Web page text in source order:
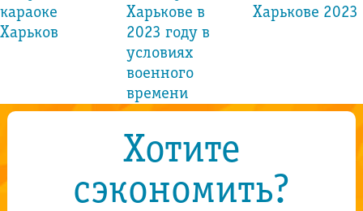
караоке
Харьков
Харькове в
2023 году в
условиях
военного
времени
Харькове 2023
Хотите
сэкономить?